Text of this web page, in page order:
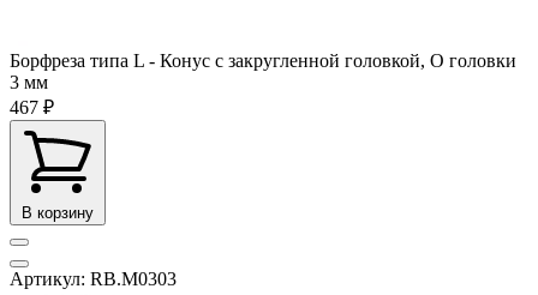
Борфреза типа L - Конус с закругленной головкой, O головки
3 мм
467 ₽
В корзину
Артикул: RB.M0303